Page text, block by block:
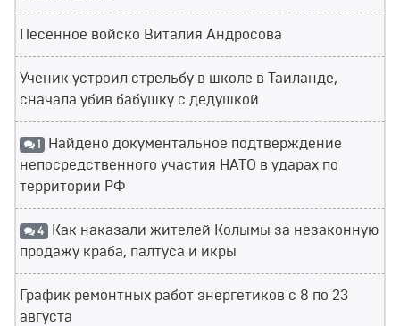
Песенное войско Виталия Андросова
Ученик устроил стрельбу в школе в Таиланде,
сначала убив бабушку с дедушкой
1 Найдено документальное подтверждение
непосредственного участия НАТО в ударах по
территории РФ
4 Как наказали жителей Колымы за незаконную
продажу краба, палтуса и икры
График ремонтных работ энергетиков с 8 по 23
августа